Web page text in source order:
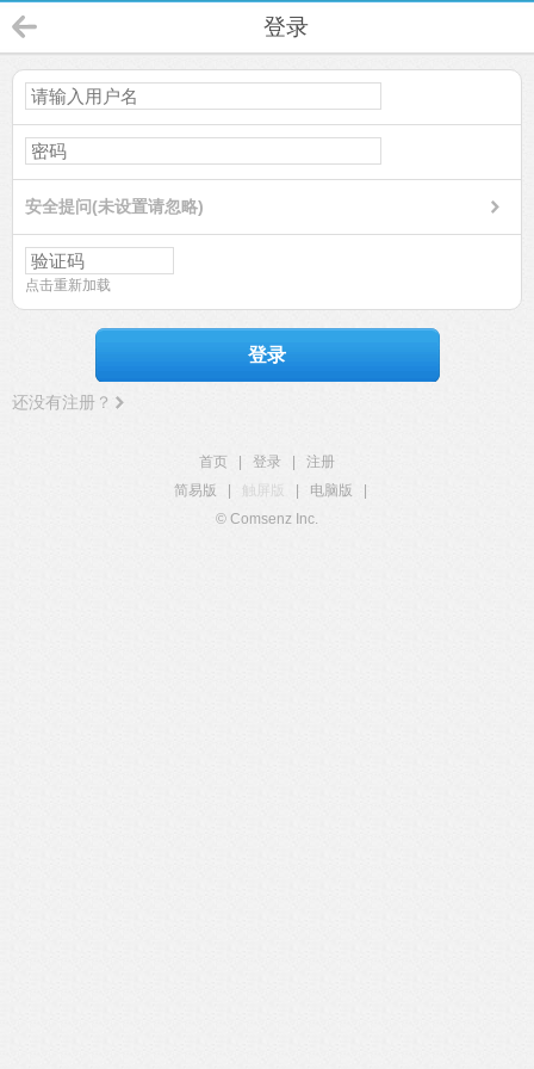
登录
安全提问(未设置请忽略)
点击重新加载
登录
还没有注册？
首页 登录
注册
简易版
触屏版 电脑版
© Comsenz Inc.